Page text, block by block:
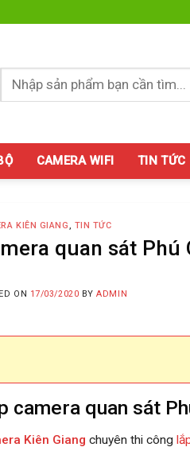
Tìm
kiếm:
CAMERA WIFI TIN TỨC
KIÊN GIANG, TIN TỨC
quan sát Phú
ON 17/03/2020 BYADMIN
camera quan sát
Kiên Giang chuyên thi công